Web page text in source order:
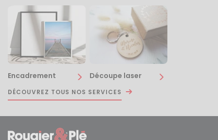
Encadrement Découpe laser
DÉCOUVREZ TOUS NOS SERVICES